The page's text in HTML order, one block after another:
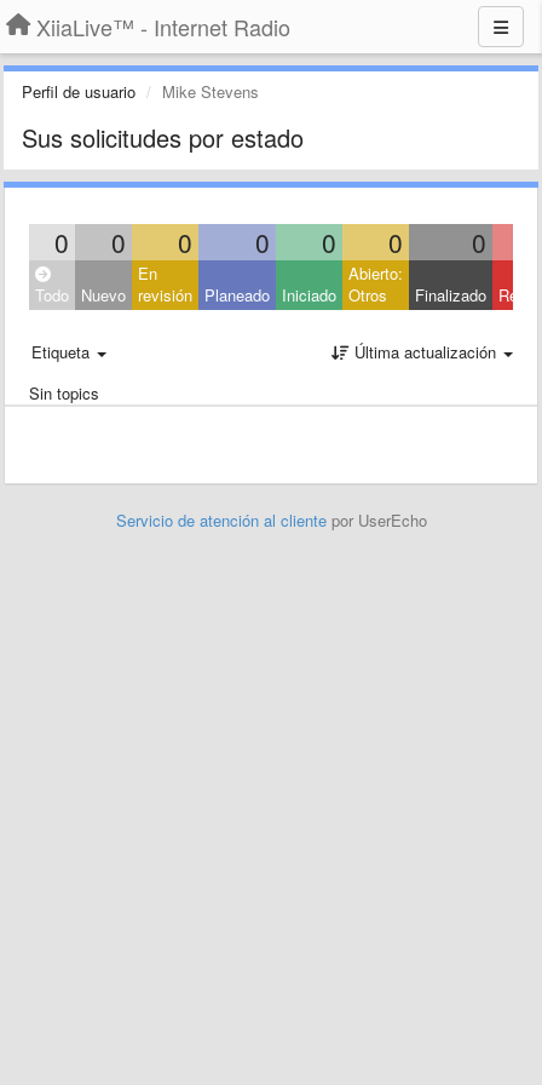
XiiaLive™ - Internet Radio
Perfil de usuario Mike Stevens
Sus solicitudes por estado
0 0 0 0 0 0 0
Todo Nuevo
En
revisión Planeado Iniciado
Abierto:
Otros
Finalizado
Etiqueta
Última actualización
Sin topics
Servicio de atención al cliente por UserEcho